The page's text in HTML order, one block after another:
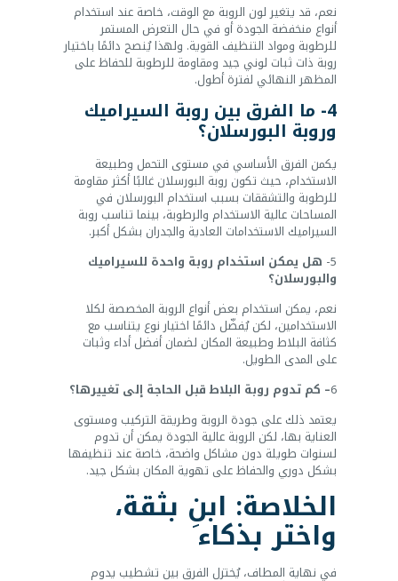
نعم، قد يتغير لون الروبة مع الوقت، خاصة عند استخدام
أنواع منخفضة الجودة أو في حال التعرض المستمر
للرطوبة ومواد التنظيف القوية. ولهذا يُنصح دائمًا باختيار
روبة ذات ثبات لوني جيد ومقاومة للرطوبة للحفاظ على
المظهر النهائي لفترة أطول.
4- ما الفرق بين روبة السيراميك
وروبة البورسلان؟
يكمن الفرق الأساسي في مستوى التحمل وطبيعة
الاستخدام، حيث تكون روبة البورسلان غالبًا أكثر مقاومة
للرطوبة والتشققات بسبب استخدام البورسلان في
المساحات عالية الاستخدام والرطوبة، بينما تناسب روبة
السيراميك الاستخدامات العادية والجدران بشكل أكبر.
5- هل يمكن استخدام روبة واحدة للسيراميك
والبورسلان؟
نعم، يمكن استخدام بعض أنواع الروبة المخصصة لكلا
الاستخدامين، لكن يُفضّل دائمًا اختيار نوع يتناسب مع
كثافة البلاط وطبيعة المكان لضمان أفضل أداء وثبات
على المدى الطويل.
6– كم تدوم روبة البلاط قبل الحاجة إلى تغييرها؟
يعتمد ذلك على جودة الروبة وطريقة التركيب ومستوى
العناية بها، لكن الروبة عالية الجودة يمكن أن تدوم
لسنوات طويلة دون مشاكل واضحة، خاصة عند تنظيفها
بشكل دوري والحفاظ على تهوية المكان بشكل جيد.
الخلاصة: ابنِ بثقة،
واختر بذكاء
في نهاية المطاف، يُختزل الفرق بين تشطيب يدوم